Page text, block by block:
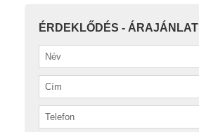
ÉRDEKLŐDÉS - ÁRAJÁNLAT